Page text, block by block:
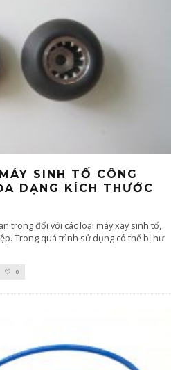
SINH TỐ CÔNG
DẠNG KÍCH THƯỚC
trọng đối với các loại máy xay sinh tố,
Trong quá trình sử dụng có thể bị hư
0